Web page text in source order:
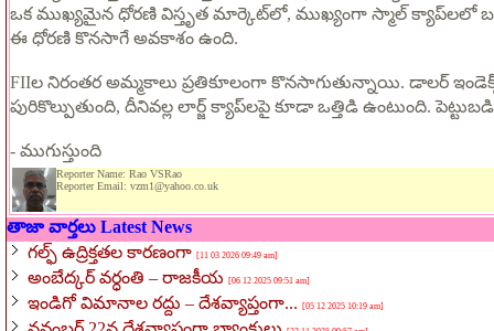
ఒక ముఖ్యమైన ధోరణి విస్తృత మార్కెట్‌లో, ముఖ్యంగా స్మాల్ క్యాప్‌లలో
ఈ ధోరణి కొనసాగే అవకాశం ఉంది.
FIIల నిరంతర అమ్మకాలు ప్రతికూలంగా కొనసాగుతున్నాయి. డాలర్
పురికొల్పుతుంది, దీనివల్ల లార్జ్ క్యాప్‌లపై కూడా ఒత్తిడి ఉంటుంది.
- ముగుస్తుంది
Reporter Name: Rao VSRao
Reporter Email: vzm1@yahoo.co.uk
తాజా వార్తలు Latest News
గల్ఫ్ ఉద్రిక్తతల కారణంగా [11 03 2026 09:49 am]
అంబేద్కర్ వర్ధంతి – రాజకీయ [06 12 2025 09:51 am]
ఇండిగో విమానాల రద్దు – దేశవ్యాప్తంగా... [05 12 2025 10:19 am]